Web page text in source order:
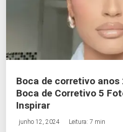
Boca de corretivo anos
Boca de Corretivo 5
Inspirar
junho 12, 2024 Leitura: 7 min